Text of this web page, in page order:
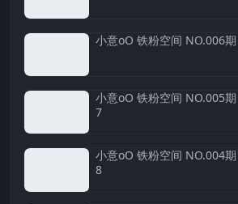
小意oO 铁粉空间 NO.006
小意oO 铁粉空间 NO.005
7
小意oO 铁粉空间 NO.004
8